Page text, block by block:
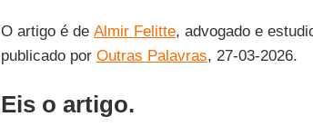
O artigo é de Almir Felitte, advogado e
publicado por Outras Palavras, 27-03-2026.
Eis o artigo.